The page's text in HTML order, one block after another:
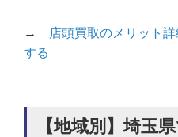
→
店頭買取のメリット
する
【地域別】埼玉